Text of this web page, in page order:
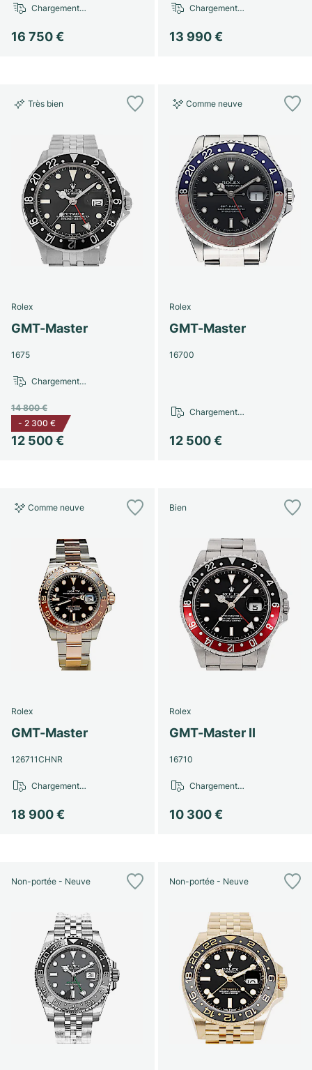
16 750 €
Chargement…
13 990 €
Chargement…
Très bien
Rolex
GMT-Master
1675
12 500 €
14 800 €
- 2 300 €
Chargement…
Comme neuve
Rolex
GMT-Master
16700
12 500 €
Chargement…
Comme neuve
Rolex
GMT-Master
126711CHNR
18 900 €
Chargement…
Bien
Rolex
GMT-Master II
16710
10 300 €
Chargement…
Non-portée - Neuve Non-portée - Neuve